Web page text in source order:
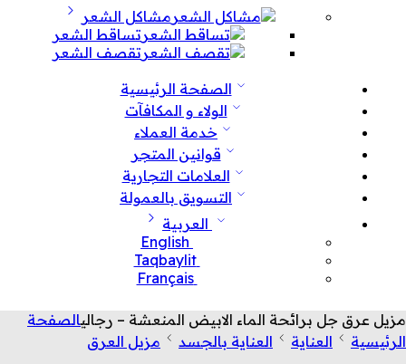
مشاكل الشعر
تساقط الشعر
تقصف الشعر
الصفحة الرئيسية
الولاء و المكافآت
خدمة العملاء
قوانين المتجر
العلامات التجارية
التسويق بالعمولة
العربية
English
Taqbaylit
Français
مزيل عرق جل برائحة الماء الابيض المنعشة – رجاليالصفحة
الرئيسية
العناية العناية بالجسد مزيل العرق